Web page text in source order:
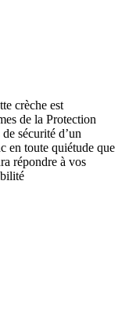
crèche est
de la Protection
sécurité d’un
en toute quiétude que
répondre à vos